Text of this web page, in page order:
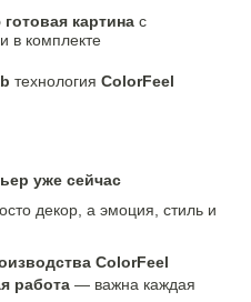
картина с
в комплекте
технология ColorFeel
уже сейчас
декор, а эмоция, стиль и
ColorFeel
работа — важна каждая